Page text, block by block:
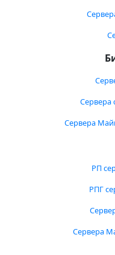
Сервера
Сервера
РП
РПГ
Сервера